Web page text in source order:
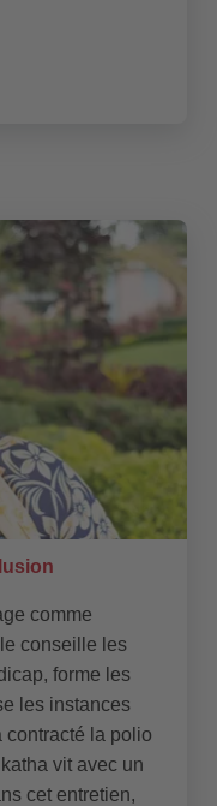
comme
conseille les
forme les
les instances
la polio
vit avec un
cet entretien,